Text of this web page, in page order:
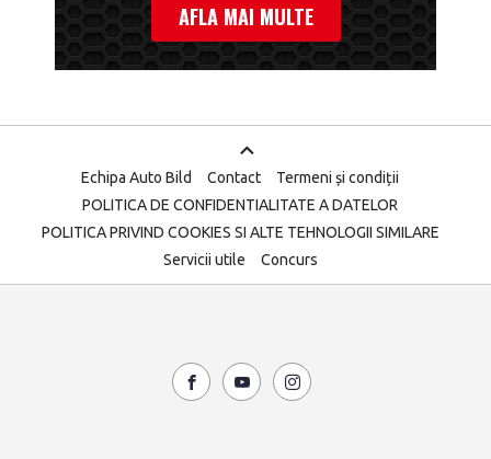
AFLA MAI MULTE
Echipa Auto Bild Contact
Termeni și condiții
POLITICA DE CONFIDENTIALITATE A DATELOR
POLITICA PRIVIND COOKIES SI ALTE TEHNOLOGII SIMILARE
Servicii utile
Concurs